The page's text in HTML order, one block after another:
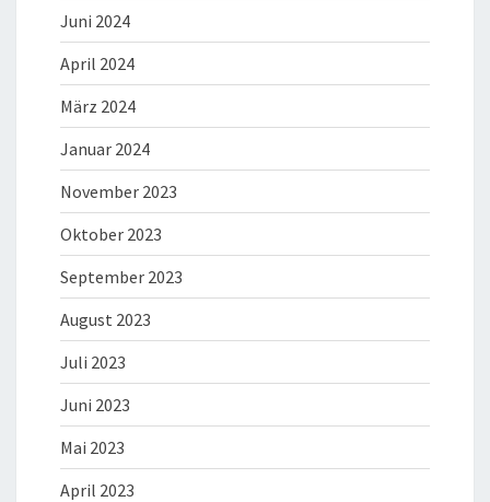
Juni 2024
April 2024
März 2024
Januar 2024
November 2023
Oktober 2023
September 2023
August 2023
Juli 2023
Juni 2023
Mai 2023
April 2023